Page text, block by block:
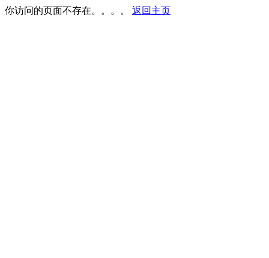
你访问的页面不存在。。。。 返回主页